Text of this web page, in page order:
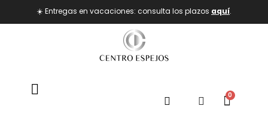
☀️ Entregas en vacaciones: consulta los plazos aquí.